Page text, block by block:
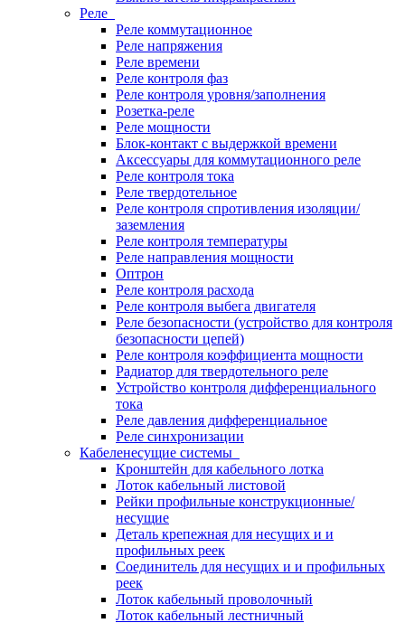
Реле
Реле коммутационное
Реле напряжения
Реле времени
Реле контроля фаз
Реле контроля уровня/заполнения
Розетка-реле
Реле мощности
Блок-контакт с выдержкой времени
Аксессуары для коммутационного реле
Реле контроля тока
Реле твердотельное
Реле контроля спротивления изоляции/
заземления
Реле контроля температуры
Реле направления мощности
Оптрон
Реле контроля расхода
Реле контроля выбега двигателя
Реле безопасности (устройство для контроля
безопасности цепей)
Реле контроля коэффициента мощности
Радиатор для твердотельного реле
Устройство контроля дифференциального
тока
Реле давления дифференциальное
Реле синхронизации
Кабеленесущие системы
Кронштейн для кабельного лотка
Лоток кабельный листовой
Рейки профильные конструкционные/
несущие
Деталь крепежная для несущих и и
профильных реек
Соединитель для несущих и и профильных
реек
Лоток кабельный проволочный
Лоток кабельный лестничный